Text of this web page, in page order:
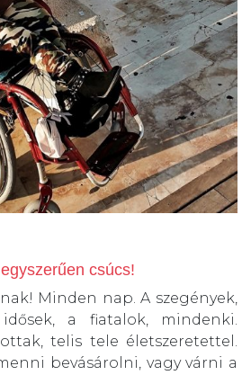
csúcs!
Minden nap. A szegények,
a fiatalok, mindenki.
telis tele életszeretettel.
bevásárolni, vagy várni a